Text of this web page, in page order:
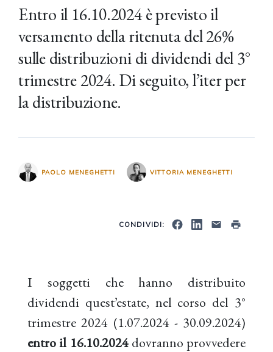
Entro il 16.10.2024 è previsto il
versamento della ritenuta del 26%
sulle distribuzioni di dividendi del 3°
trimestre 2024. Di seguito, l’iter per
la distribuzione.
PAOLO MENEGHETTI VITTORIA MENEGHETTI
CONDIVIDI:
I soggetti che hanno distribuito
dividendi quest’estate, nel corso del 3°
trimestre 2024 (1.07.2024 - 30.09.2024)
entro il 16.10.2024 dovranno provvedere